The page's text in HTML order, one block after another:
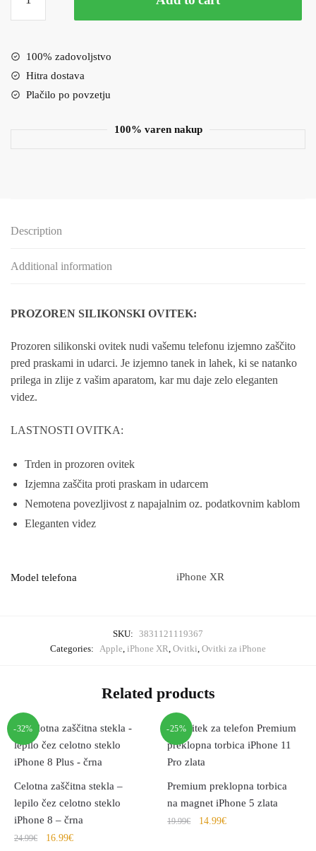
ovitek
iPhone
quantity
100% zadovoljstvo
Hitra dostava
Plačilo po povzetju
100% varen nakup
Description
Additional information
PROZOREN SILIKONSKI OVITEK:
Prozoren silikonski ovitek nudi vašemu telefonu izjemno zaščito
pred praskami in udarci. Je izjemno tanek in lahek, ki se natanko
prilega in zlije z vašim aparatom, kar mu daje zelo eleganten
videz.
LASTNOSTI OVITKA:
Trden in prozoren ovitek
Izjemna zaščita proti praskam in udarcem
Nemotena povezljivost z napajalnim oz. podatkovnim kablom
Eleganten videz
Model telefona iPhone XR
SKU: 3831121119367
Categories:
Apple iPhone XR Ovitki Ovitki za iPhone
Related products
-32%
Celotna zaščitna stekla –
lepilo čez celotno steklo
iPhone 8 – črna
24.99€ 16.99€
-25%
Premium preklopna torbica
na magnet iPhone 5 zlata
19.99€ 14.99€